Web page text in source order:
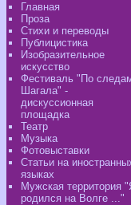
Главная
Проза
Стихи и переводы
Публицистика
Изобразительное
искусство
Фестиваль "По
Шагала" -
дискуссионная
площадка
Театр
Музыка
Фотовыставки
Статьи на
языках
Мужская территория
родился на Волге ..."